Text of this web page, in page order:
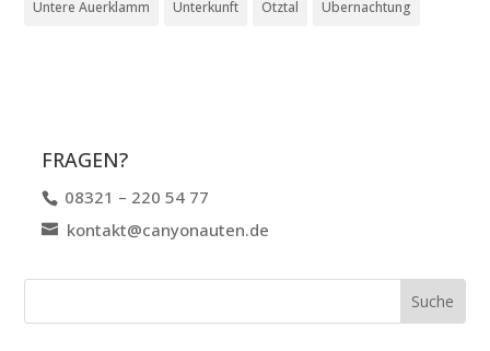
Untere Auerklamm Unterkunft Ötztal Übernachtung
FRAGEN?
08321 – 220 54 77
kontakt@canyonauten.de